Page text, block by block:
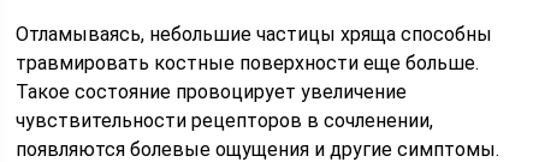
Отламываясь, небольшие частицы хряща способны
травмировать костные поверхности еще больше.
Такое состояние провоцирует увеличение
чувствительности рецепторов в сочленении,
появляются болевые ощущения и другие симптомы.